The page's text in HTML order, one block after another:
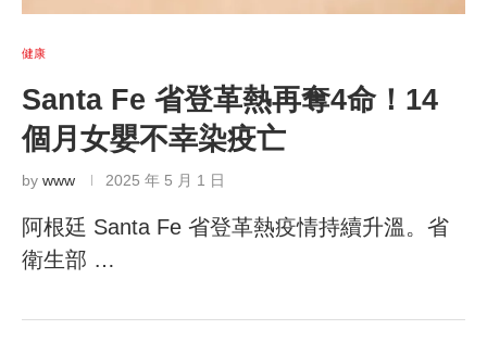
健康
Santa Fe 省登革熱再奪4命！14
個月女嬰不幸染疫亡
by www 2025 年 5 月 1 日
阿根廷 Santa Fe 省登革熱疫情持續升溫。省
衛生部 …